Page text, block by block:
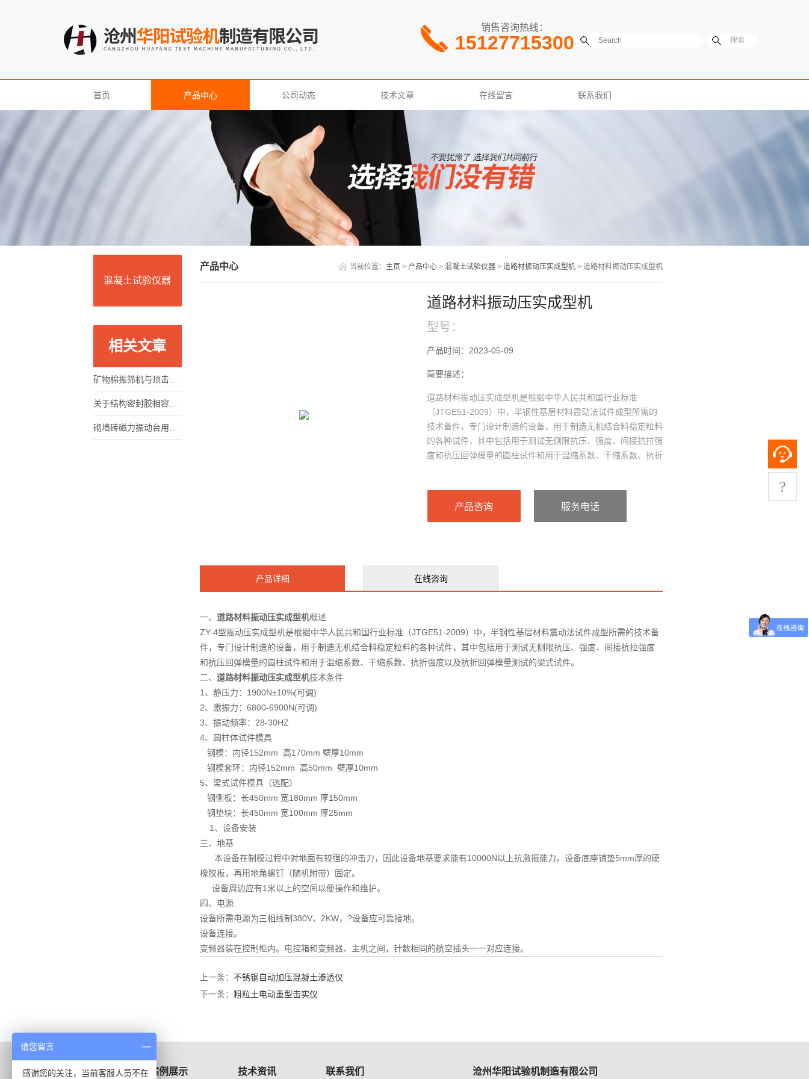
销售咨询热线：
15127715300
首页 产品中心 公司动态 技术文章 在线留言 联系我们
混凝土试验仪器
相关文章
矿物棉振筛机与顶击式振筛机如何区分
关于结构密封胶相容性试验箱的执行与满足标准，下面有详细说明
砌墙砖磁力振动台用途及参数
产品中心 当前位置： 主页 > 产品中心> 混凝土试验仪器> 道路材振动压实成型机> 道路材料振动压实成型机
道路材料振动压实成型机
型号：
产品时间：2023-05-09
简要描述：
道路材料振动压实成型机是根据中华人民共和国行业标准
（JTGE51-2009）中，半钢性基层材料震动法试件成型所需的
技术备件，专门设计制造的设备，用于制造无机结合料稳定粒料
的各种试件，其中包括用于测试无侧限抗压、强度、间接抗拉强
度和抗压回弹模量的圆柱试件和用于温缩系数、干缩系数、抗折
产品咨询 服务电话
产品详细 在线咨询
一、 道路材料振动压实成型机概述
ZY-4型振动压实成型机是根据中华人民共和国行业标准（JTGE51-2009）中，半钢性基层材料震动法试件成型所需的技术备
件，专门设计制造的设备，用于制造无机结合料稳定粒料的各种试件，其中包括用于测试无侧限抗压、强度、间接抗拉强度
和抗压回弹模量的圆柱试件和用于温缩系数、干缩系数、抗折强度以及抗折回弹模量测试的梁式试件。
二、 道路材料振动压实成型机技术条件
1、静压力：1900N±10%(可调)
2、激振力：6800-6900N(可调)
3、振动频率：28-30HZ
4、圆柱体试件模具
钢模：内径152mm 高170mm 壁厚10mm
钢模套环：内径152mm 高50mm 壁厚10mm
5、梁式试件模具（选配）
钢侧板：长450mm 宽180mm 厚150mm
钢垫块：长450mm 宽100mm 厚25mm
1、设备安装
三、 地基
本设备在制模过程中对地面有较强的冲击力，因此设备地基要求能有10000N以上抗激振能力。设备底座铺垫5mm厚的硬
橡胶板，再用地角螺钉（随机附带）固定。
设备周边应有1米以上的空间以便操作和维护。
四、 电源
设备所需电源为三相线制380V、2KW，?设备应可靠接地。
设备连接。
变频器装在控制柜内。电控箱和变频器、主机之间，针数相同的航空插头一一对应连接。
上一条： 不锈钢自动加压混凝土渗透仪
下一条： 粗粒土电动重型击实仪
产品展示 案例展示 技术资讯 联系我们 沧州华阳试验机制造有限公司
?
请您留言
感谢您的关注，当前客服人员不在